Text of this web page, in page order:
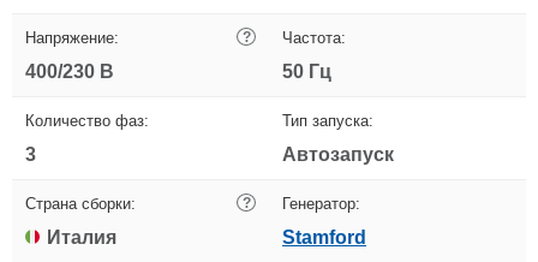
Напряжение: ?
400/230 В
Частота:
50 Гц
Количество фаз:
3
Тип запуска:
Автозапуск
Страна сборки: ?
Италия
Генератор:
Stamford